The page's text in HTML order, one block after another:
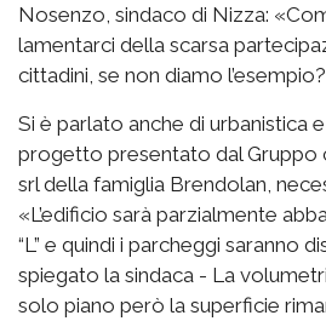
Nosenzo, sindaco di Nizza:
lamentarci della scarsa
cittadini, se non diamo
Si è parlato anche di urbanistica e
progetto presentato dal Gruppo
srl della famiglia Brendolan,
«L’edificio sarà parzialmente
“L” e quindi i parcheggi saranno
spiegato la sindaca - La
solo piano però la superficie